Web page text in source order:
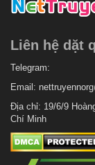
Liên hệ dặt
Telegram:
Email:
Địa chỉ: 19/6/9
Chí Minh